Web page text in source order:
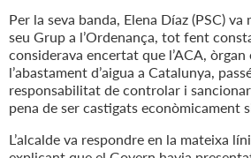
Per la seva banda, Elena Díaz (PSC)
seu Grup a l’Ordenança, tot fent
considerava encertat que l’ACA,
l’abastament d’aigua a Catalunya,
responsabilitat de controlar i
pena de ser castigats econòmicament
L’alcalde va respondre en la mateixa